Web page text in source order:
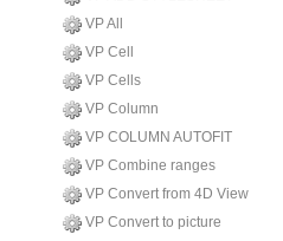
VP All
VP Cell
VP Cells
VP Column
VP COLUMN AUTOFIT
VP Combine ranges
VP Convert from 4D View
VP Convert to picture